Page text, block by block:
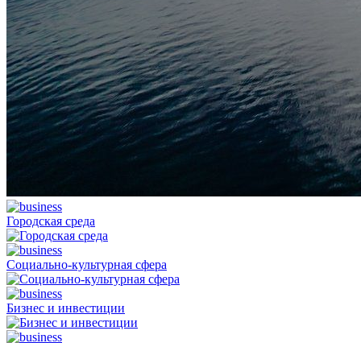
Городская среда
Социально-культурная сфера
Бизнес и инвестиции